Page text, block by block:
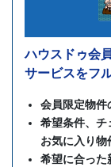
ハウスドゥ会
サービスをフ
会員限定物件
希望条件、チ
お気に入り物
希望に合った